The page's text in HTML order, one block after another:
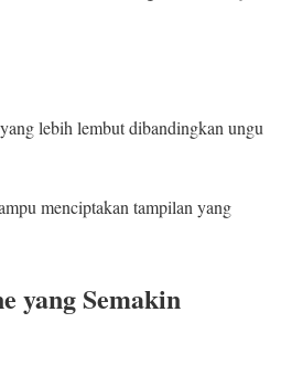
lebih lembut dibandingkan ungu
menciptakan tampilan yang
yang Semakin